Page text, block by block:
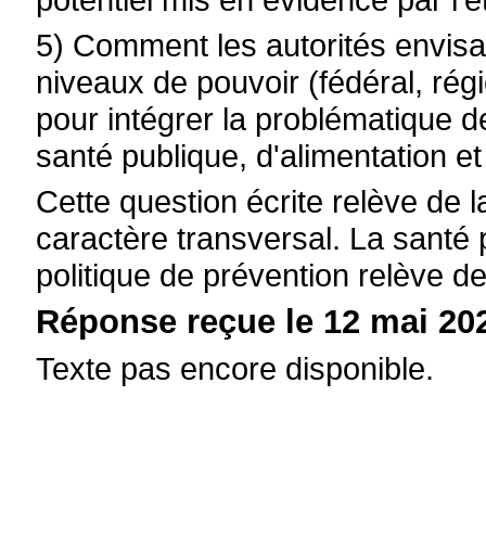
5) Comment les autorités
niveaux de pouvoir (fédéral,
pour intégrer la problématique
santé publique, d'alimentation
Cette question écrite relève de
caractère transversal. La santé
politique de prévention relève
Réponse reçue le 12 mai
Texte pas encore disponible.